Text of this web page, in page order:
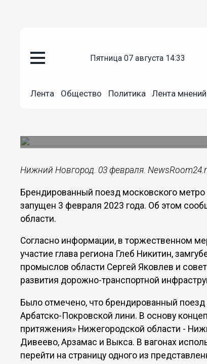
пятница 07 августа 14:33
Лента Общество Политика Лента мнений
Поезд «Нижний Новгород»
Нижний Новгород. 03 февраля.
Брендированный поезд московского
запущен 3 февраля 2023 года. Об этом
области.
Согласно информации, в торжественном
участие глава региона Глеб Никитин,
промыслов области Сергей Яковлев и
развития дорожно-транспортной
Было отмечено, что брендированный поезд
Арбатско-Покровской лини. В основу
притяжения» Нижегородской области -
Дивеево, Арзамас и Выкса. В вагонах
перейти на страницу одного из